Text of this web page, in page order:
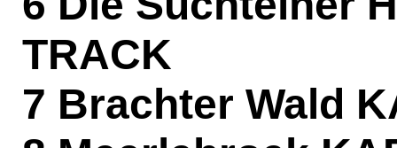
TRACK
7 Brachter Wald